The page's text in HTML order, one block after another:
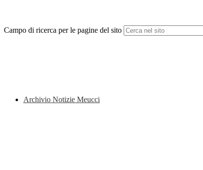
Campo di ricerca per le pagine del sito
Archivio Notizie Meucci